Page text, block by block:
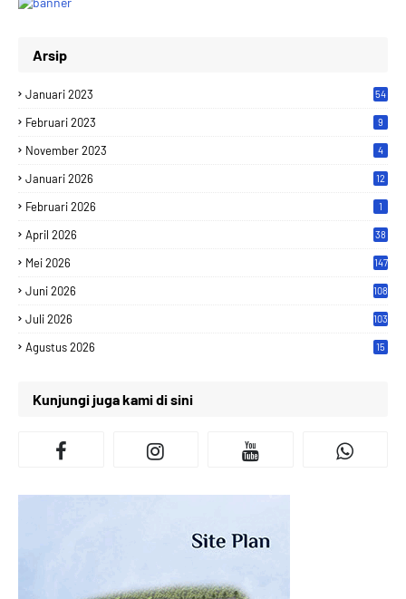
Arsip
Januari 2023 54
Februari 2023 9
November 2023 4
Januari 2026 12
Februari 2026 1
April 2026 38
Mei 2026 147
Juni 2026 108
Juli 2026 103
Agustus 2026 15
Kunjungi juga kami di sini